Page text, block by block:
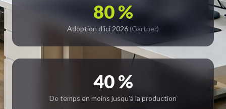
80 %
Adoption d'ici 2026(Gartner)
40 %
De temps en moins jusqu'à la production